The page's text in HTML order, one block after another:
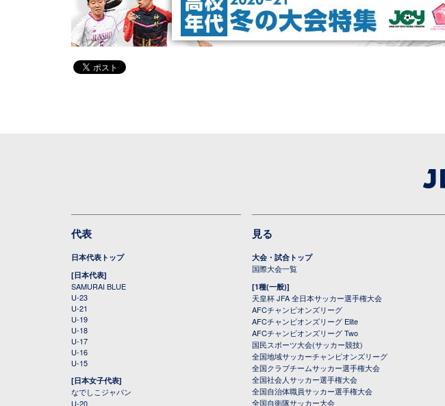
代表
日本代表トップ
[日本代表]
SAMURAI BLUE
U-23
U-21
U-19
U-18
U-17
U-16
U-15
[日本女子代表]
なでしこジャパン
U-20
見る
大会・試合トップ
国際大会一覧
[1種(一般)]
天皇杯 JFA 全日本サッカー選手権大会
AFCチャンピオンズリーグ
AFCチャンピオンズリーグ Elite
AFCチャンピオンズリーグ Two
国民スポーツ大会(サッカー競技)
全国地域サッカーチャンピオンズリーグ
全国クラブチームサッカー選手権大会
全国社会人サッカー選手権大会
全国自治体職員サッカー選手権大会
全国自衛隊サッカー大会